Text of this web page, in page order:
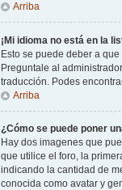
Arriba
¡Mi idioma no está en la
Esto se puede deber a
Preguntale al
traducción. Podes
Arriba
¿Cómo se puede poner
Hay dos imagenes que
que utilice el foro, la
indicando la cantidad de
conocida como avatar y